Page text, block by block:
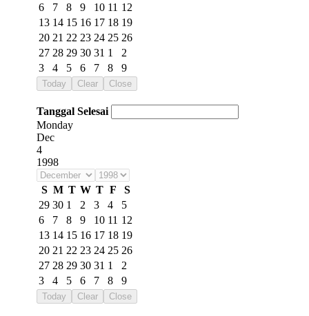
6
7 8 9 10 11 12
13 14 15 16 17 18 19
20 21 22 23 24 25 26
27 28 29 30 31 1
2
3
4 5 6 7 8 9
Today Clear Close
Tanggal Selesai
Monday
Dec
4
1998
S M T W T F
S
29 30 1 2 3 4
5
6
7 8 9 10 11 12
13 14 15 16 17 18 19
20 21 22 23 24 25 26
27 28 29 30 31 1
2
3
4 5 6 7 8 9
Today Clear Close